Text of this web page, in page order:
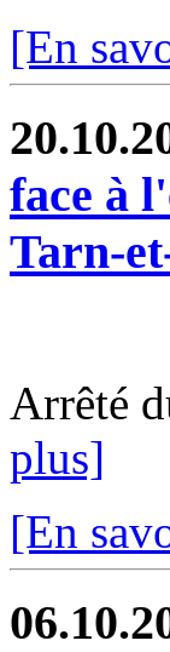
[En
face à
Tarn-
Arrêté
plus]
[En